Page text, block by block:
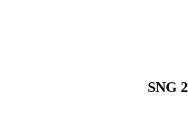
SNG 2